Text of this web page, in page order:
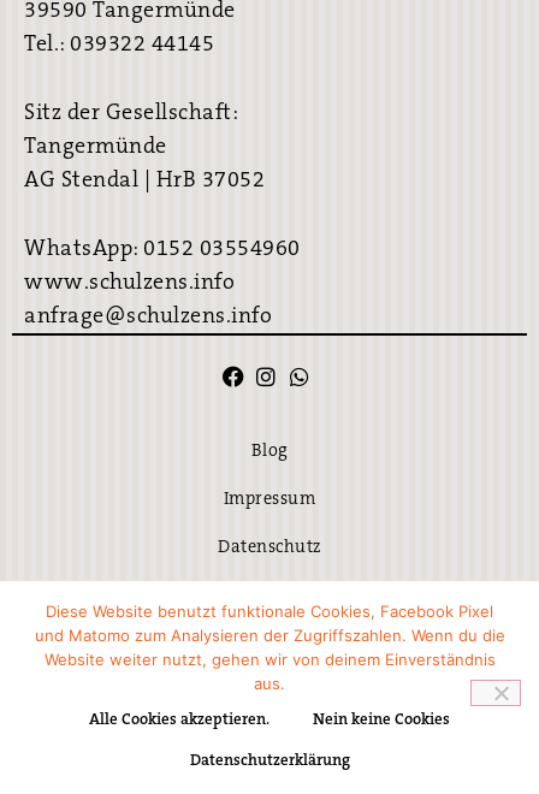
39590 Tangermünde
Tel.: 039322 44145
Sitz der Gesellschaft:
Tangermünde
AG Stendal | HrB 37052
WhatsApp: 0152 03554960
www.schulzens.info
anfrage@schulzens.info
Blog
Impressum
Datenschutz
Versandarten
AGB
Diese Website benutzt funktionale Cookies, Facebook Pixel
und Matomo zum Analysieren der Zugriffszahlen. Wenn du die
Website weiter nutzt, gehen wir von deinem Einverständnis
aus.
Alle Cookies akzeptieren. Nein keine Cookies
Datenschutzerklärung